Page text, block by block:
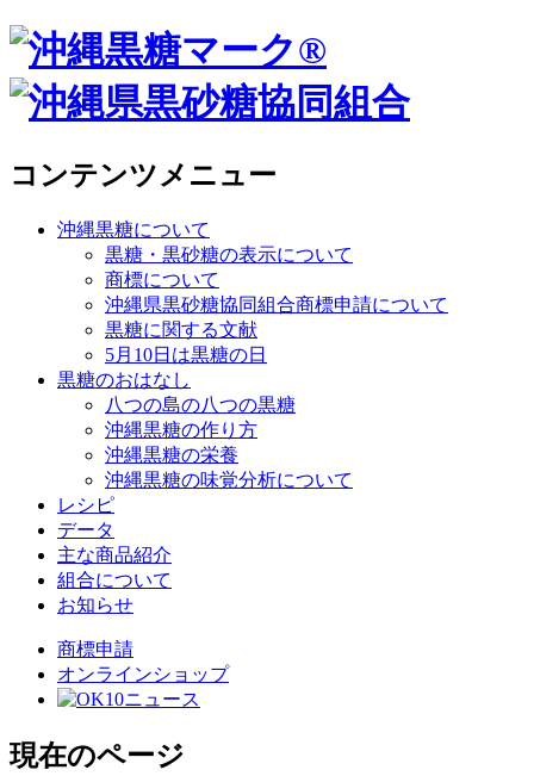
コンテンツメニュー
沖縄黒糖について
黒糖・黒砂糖の表示について
商標について
沖縄県黒砂糖協同組合商標申請について
黒糖に関する文献
5月10日は黒糖の日
黒糖のおはなし
八つの島の八つの黒糖
沖縄黒糖の作り方
沖縄黒糖の栄養
沖縄黒糖の味覚分析について
レシピ
データ
主な商品紹介
組合について
お知らせ
商標申請
オンラインショップ
現在のページ